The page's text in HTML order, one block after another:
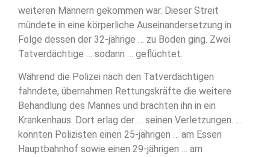
weiteren Männern gekommen war. Dieser Streit
mündete in eine körperliche Auseinandersetzung in
Folge dessen der 32-jährige … zu Boden ging. Zwei
Tatverdächtige … sodann … geflüchtet.
Während die Polizei nach den Tatverdächtigen
fahndete, übernahmen Rettungskräfte die weitere
Behandlung des Mannes und brachten ihn in ein
Krankenhaus. Dort erlag der … seinen Verletzungen. …
konnten Polizisten einen 25-jährigen … am Essen
Hauptbahnhof sowie einen 29-jährigen … am